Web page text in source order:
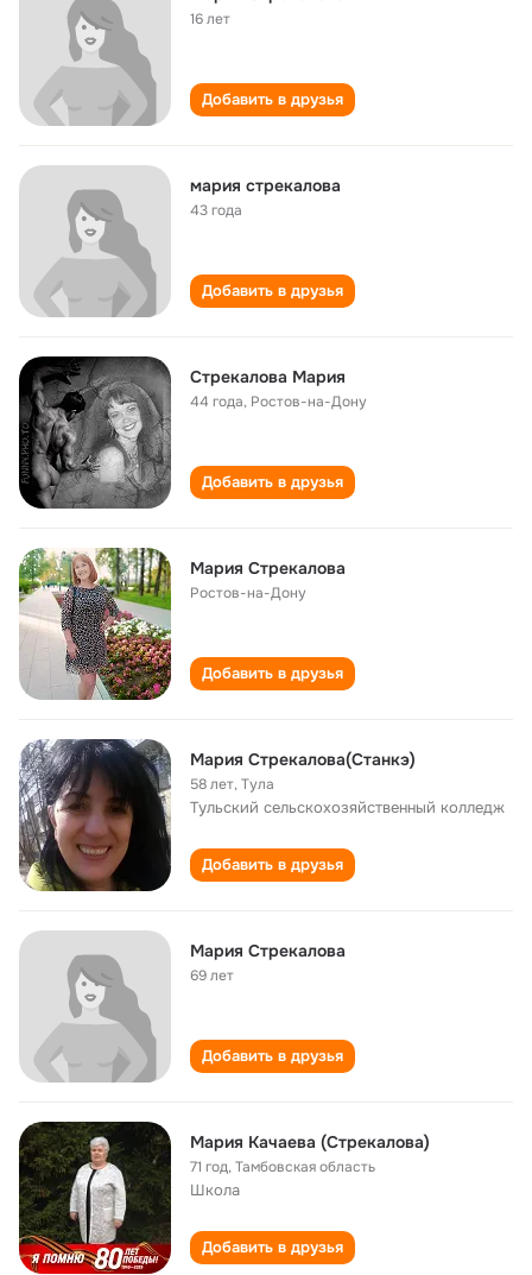
16 лет
Добавить в друзья
мария стрекалова
43 года
Добавить в друзья
Стрекалова Мария
44 года, Ростов-на-Дону
Добавить в друзья
Мария Стрекалова
Ростов-на-Дону
Добавить в друзья
Мария Стрекалова(Станкэ)
58 лет,Тула
Тульский сельскохозяйственный колледж
Добавить в друзья
Мария Стрекалова
69 лет
Добавить в друзья
Мария Качаева (Стрекалова)
71 год,Тамбовская область
Школа
Добавить в друзья